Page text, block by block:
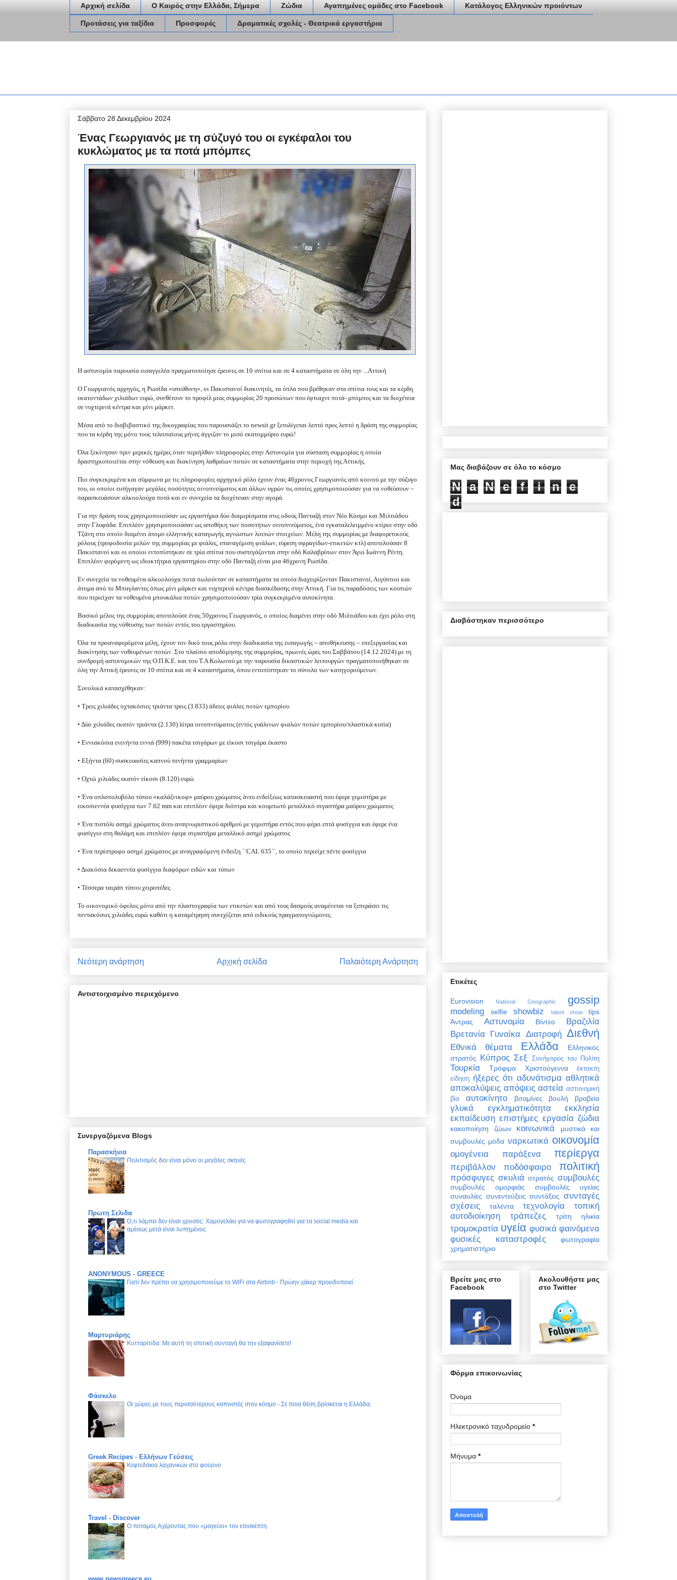
Αρχική σελίδα Ο Καιρός στην Ελλάδα, Σήμερα Ζώδια Αγαπημένες ομάδες στο Facebook Κατάλογος Ελληνικών προιόντων
Προτάσεις για ταξίδια Προσφορές Δραματικές σχολές - Θεατρικά εργαστήρια
Σάββατο 28 Δεκεμβρίου 2024
Ένας Γεωργιανός με τη σύζυγό του οι εγκέφαλοι του
κυκλώματος με τα ποτά μπόμπες
Η αστυνομία παρουσία εισαγγελέα πραγματοποίησε έρευνες σε 10 σπίτια και σε 4 καταστήματα σε όλη την ... Αττική
Ο Γεωργιανός αρχηγός, η Ρωσίδα «υπεύθυνη», οι Πακιστανοί διακινητές, τα όπλα που βρέθηκαν στα σπίτια τους και τα κέρδη
εκατοντάδων χιλιάδων ευρώ, συνθέτουν το προφίλ μιας συμμορίας 20 προσώπων που έφτιαχνε ποτά- μπόμπες και τα διοχέτευε
σε νυχτερινά κέντρα και μίνι μάρκετ.
Μέσα από το διαβιβαστικό της δικογραφίας που παρουσιάζει το newsit.gr ξετυλίγεται λεπτό προς λεπτό η δράση της συμμορίας
που τα κέρδη της μόνο τους τελευταίους μήνες άγγιζαν το μισό εκατομμύριο ευρώ!
Όλα ξεκίνησαν πριν μερικές ημέρες όταν περιήλθαν πληροφορίες στην Αστυνομία για σύσταση συμμορίας η οποία
δραστηριοποιείται στην νόθευση και διακίνηση λαθραίων ποτών σε καταστήματα στην περιοχή της Αττικής.
Πιο συγκεκριμένα και σύμφωνα με τις πληροφορίες αρχηγικό ρόλο έχουν ένας 46χρονος Γεωργιανός από κοινού με την σύζυγο
του, οι οποίοι εισήγαγαν μεγάλες ποσότητες οινοπνεύματος και άλλων υγρών τις οποίες χρησιμοποιούσαν για να νοθεύσουν –
παρασκευάσουν αλκοολούχα ποτά και εν συνεχεία τα διοχέτευαν στην αγορά.
Για την δράση τους χρησιμοποιούσαν ως εργαστήρια δύο διαμερίσματα στις οδούς Πανταζή στον Νέο Κόσμο και Μιλτιάδου
στην Γλυφάδα. Επιπλέον χρησιμοποιούσαν ως αποθήκη των ποσοτήτων οινοπνεύματος, ένα εγκαταλελειμμένο κτίριο στην οδό
Τζάνη στο οποίο διαμένει άτομο ελληνικής καταγωγής αγνώστων λοιπών στοιχείων. Μέλη της συμμορίας με διαφορετικούς
ρόλους (τροφοδοσία μελών της συμμορίας με φιάλες, επαναγέμιση φιάλων, εύρεση σφραγίδων-ετικετών κτλ) αποτελούσαν 8
Πακιστανοί και οι οποίοι εντοπίστηκαν σε τρία σπίτια που συστεγάζονται στην οδό Καλαβρύτων στον Άγιο Ιωάννη Ρέντη.
Επιπλέον φερόμενη ως ιδιοκτήτρια εργαστηρίου στην οδό Πανταζή είναι μια 46χρονη Ρωσίδα.
Εν συνεχεία τα νοθευμένα αλκοολούχα ποτά πωλούνταν σε καταστήματα τα οποία διαχειρίζονταν Πακιστανοί, Αιγύπτιοι και
άτομα από το Μπαγλαντες όπως μίνι μάρκετ και νυχτερινά κέντρα διασκέδασης στην Αττική. Για τις παραδόσεις των κουτιών
που περιείχαν τα νοθευμένα μπουκάλια ποτών χρησιμοποιούσαν τρία συγκεκριμένα αυτοκίνητα.
Βασικό μέλος της συμμορίας αποτελούσε ένας 50χρονος Γεωργιανός, ο οποίος διαμένει στην οδό Μιλτιάδου και έχει ρόλο στη
διαδικασία της νόθευσης των ποτών εντός του εργαστηρίου.
Όλα τα προαναφερόμενα μέλη, έχουν τον δικό τους ρόλο στην διαδικασία της εισαγωγής – αποθήκευσης – επεξεργασίας και
διακίνησης των νοθευμένων ποτών. Στο πλαίσιο αποδόμησης της συμμορίας, πρωινές ώρες του Σαββάτου (14.12.2024) με τη
συνδρομή αστυνομικών της Ο.Π.Κ.Ε. και του Τ.Α Κολωνού με την παρουσία δικαστικών λειτουργών πραγματοποιήθηκαν σε
όλη την Αττική έρευνες σε 10 σπίτια και σε 4 καταστήματα, όπου εντοπίστηκαν το σύνολο των κατηγορούμενων.
Συνολικά κατασχέθηκαν:
• Τρεις χιλιάδες οχτακόσιες τριάντα τρεις (3.833) άδειες φιάλες ποτών εμπορίου
• Δύο χιλιάδες εκατόν τριάντα (2.130) λίτρα οινοπνεύματος (εντός γυάλινων φιαλών ποτών εμπορίου/πλαστικά κυτία)
• Εννιακόσια ενενήντα εννιά (999) πακέτα τσιγάρων με είκοσι τσιγάρα έκαστο
• Εξήντα (60) συσκευασίες καπνού πενήντα γραμμαρίων
• Οχτώ χιλιάδες εκατόν είκοσι (8.120) ευρώ
• Ένα οπλοπολυβόλο τύπου «καλάζνικοφ» μαύρου χρώματος άνευ ενδείξεως κατασκευαστή που έφερε γεμιστήρα με
εικοσιεννέα φυσίγγια των 7.62 mm και επιπλέον έφερε διόπτρα και κουμπωτό μεταλλικό σιγαστήρα μαύρου χρώματος
• Ένα πιστόλι ασημί χρώματος άνευ αναγνωριστικού αριθμού με γεμιστήρα εντός που φέρει επτά φυσίγγια και έφερε ένα
φυσίγγιο στη θαλάμη και επιπλέον έφερε σιγαστήρα μεταλλικό ασημί χρώματος
• Ένα περίστροφο ασημί χρώματος με αναγραφόμενη ένδειξη ΄΄CAL 635΄΄, το οποίο περιείχε πέντε φυσίγγια
• Διακόσια δεκαεννέα φυσίγγια διαφόρων ειδών και τύπων
• Τέσσερα ταιράπ τύπου χειροπέδες
Το οικονομικό όφελος μόνο από την πλαστογραφία των ετικετών και από τους δασμούς αναμένεται να ξεπεράσει τις
πεντακόσιες χιλιάδες ευρώ καθότι η καταμέτρηση συνεχίζεται από ειδικούς πραγματογνώμονες.
Νεότερη ανάρτηση Παλαιότερη Ανάρτηση
Αρχική σελίδα
Αντιστοιχισμένο περιεχόμενο
Συνεργαζόμενα Blogs
Παρασκήνια
Πολιτισμός δεν είναι μόνο οι μεγάλες σκηνές
Πρωτη Σελιδα
Ό,τι λάμπει δεν είναι χρυσός: Χαμογελάει για να φωτογραφηθεί για τα social media και
αμέσως μετά είναι λυπημένος
ANONYMOUS - GREECE
Γιατί δεν πρέπει να χρησιμοποιούμε το WiFi στα Airbnb - Πρώην χάκερ προειδοποιεί
Μαρτυριάρης
Κυτταρίτιδα: Με αυτή τη σπιτική συνταγή θα την εξαφανίσετε!
Φάσκελο
Οι χώρες με τους περισσότερους καπνιστές στον κόσμο - Σε ποια θέση βρίσκεται η Ελλάδα;
Greek Recipes - Ελλήνων Γεύσεις
Κεφτεδάκια λαχανικών στο φούρνο
Travel - Discover
Ο ποταμός Αχέροντας που «μαγεύει» τον επισκέπτη
Μας διαβάζουν σε όλο το κόσμο
N a N e f i n
e
d
Διαβάστηκαν περισσότερο
Ετικέτες
Eurovision National Geographic gossip
modeling selfie showbiz talent show
tips
Άντρας
Αστυνομία Βίντεο
Βραζιλία
Βρετανία Γυναίκα Διατροφή Διεθνή
Εθνικά θέματα Ελλάδα
Ελληνικός
στρατός Κύπρος Σεξ Συνήγορος του Πολίτη
Τουρκία Τρόφιμα Χριστούγεννα
έκτακτη
είδηση ήξερες ότι αδυνάτισμα αθλητικά
αποκαλύψεις απόψεις αστεία αστυνομική
βία
αυτοκίνητο βιταμίνες βουλή βραβεία
γλυκά εγκληματικότητα
εκκλησία
εκπαίδευση επιστήμες εργασία ζώδια
κακοποίηση ζώων κοινωνικά
μυστικά και
συμβουλές μόδα ναρκωτικά οικονομία
ομογένεια παράξενα περίεργα
περιβάλλον ποδόσφαιρο πολιτική
πρόσφυγες σκυλιά στρατός συμβουλές
συμβουλές ομορφιάς
συμβουλές υγείας
συναυλίες συνεντεύξεις συντάξεις συνταγές
σχέσεις
ταλέντα τεχνολογία
τοπική
αυτοδιοίκηση
τράπεζες τρίτη ηλικία
τρομοκρατία υγεία φυσικά φαινόμενα
φυσικές καταστροφές
φωτογραφία
χρηματιστήριο
Βρείτε μας στο
Facebook
Ακολουθήστε μας
στο Twitter
Φόρμα επικοινωνίας
Όνομα
Ηλεκτρονικό ταχυδρομείο *
Μήνυμα *